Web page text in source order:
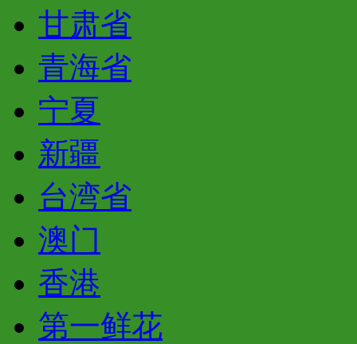
甘肃省
青海省
宁夏
新疆
台湾省
澳门
香港
第一鲜花